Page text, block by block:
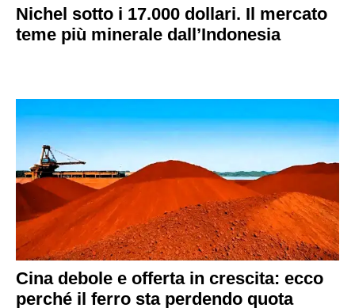
Nichel sotto i 17.000 dollari. Il mercato
teme più minerale dall’Indonesia
Cina debole e offerta in crescita: ecco
perché il ferro sta perdendo quota